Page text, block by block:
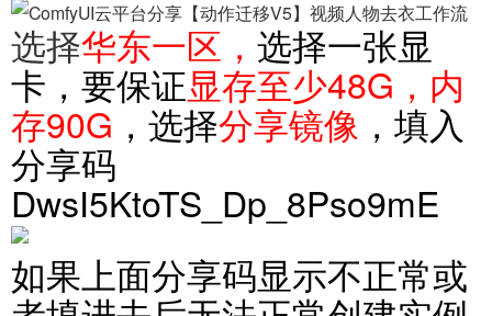
选择华东一区， 选择一张显
卡，要保证显存至少48G，内
存90G ，选择分享镜像 ，填入
分享码
DwsI5KtoTS_Dp_8Pso9mE
如果上面分享码显示不正常或